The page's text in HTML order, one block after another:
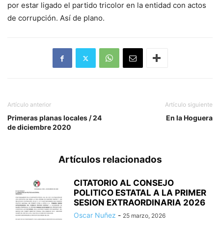
por estar ligado el partido tricolor en la entidad con actos
de corrupción. Así de plano.
Artículo anterior
Primeras planas locales / 24
de diciembre 2020
Artículo siguiente
En la Hoguera
Artículos relacionados
CITATORIO AL CONSEJO
POLITICO ESTATAL A LA PRIMER
SESION EXTRAORDINARIA 2026
Oscar Nuñez - 25 marzo, 2026